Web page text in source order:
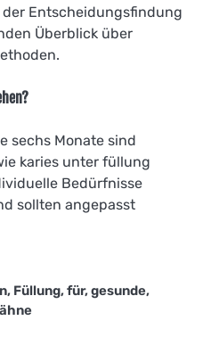
Entscheidungsfindung
Überblick über
sechs Monate sind
karies unter füllung
Bedürfnisse
sollten angepasst
, Füllung, für, gesunde,